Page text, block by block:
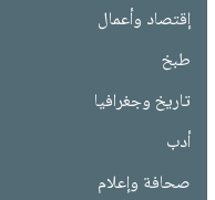
إقتصاد وأعمال
طبخ
تاريخ وجغرافيا
أدب
صحافة وإعلام